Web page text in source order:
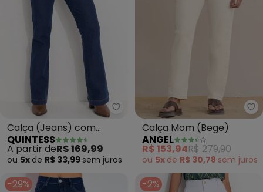
Quintess - Calça (Jeans) com
Calça (Jeans) com
Bolsos Funcionais e Faixa
QUINTESS
A partir deR$ 169,99
ou 5x de R$ 33,99 sem juros
Calça Mom (Bege)
ANGEL
R$ 153,94R$ 279,90
ou 5x de R$ 30,78 sem juros
-29% -2%